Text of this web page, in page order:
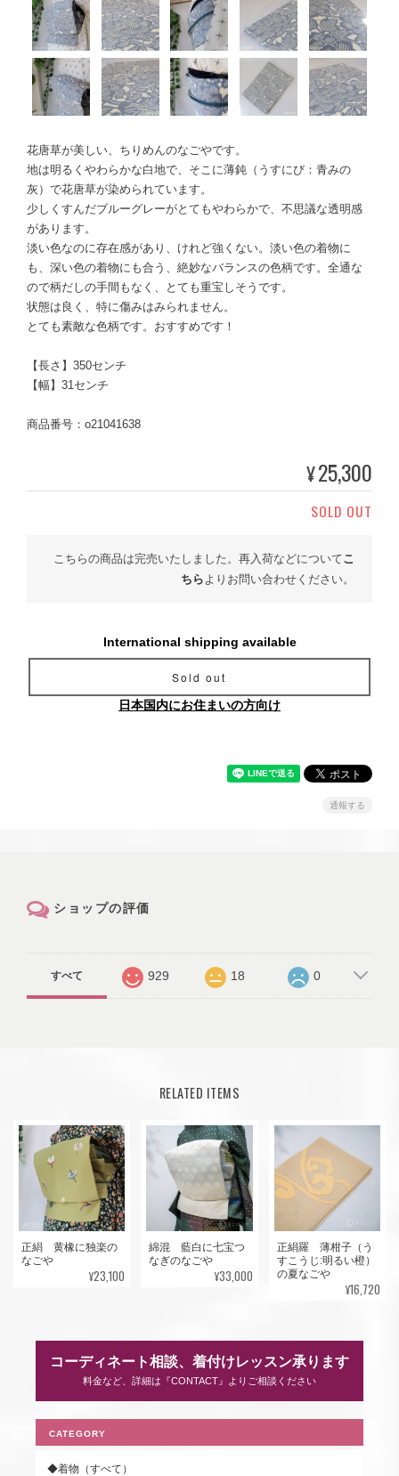
花唐草が美しい、ちりめんのなごやです。
地は明るくやわらかな白地で、そこに薄鈍（うすにび：青みの
灰）で花唐草が染められています。
少しくすんだブルーグレーがとてもやわらかで、不思議な透明感
があります。
淡い色なのに存在感があり、けれど強くない。淡い色の着物に
も、深い色の着物にも合う、絶妙なバランスの色柄です。全通な
ので柄だしの手間もなく、とても重宝しそうです。
状態は良く、特に傷みはみられません。
とても素敵な色柄です。おすすめです！
【長さ】350センチ
【幅】31センチ
商品番号：o21041638
¥25,300
SOLD OUT
こちらの商品は完売いたしました。再入荷などについてこ
ちらよりお問い合わせください。
International shipping available
Sold out
日本国内にお住まいの方向け
通報する
ショップの評価
すべて 929 18 0
RELATED ITEMS
正絹 黄橡に独楽の
なごや
¥23,100
綿混 藍白に七宝つ
なぎのなごや
¥33,000
正絹羅 薄柑子（う
すこうじ:明るい橙）
の夏なごや
¥16,720
コーディネート相談、着付けレッスン承ります
料金など、詳細は『CONTACT』よりご相談ください
CATEGORY
◆着物（すべて）